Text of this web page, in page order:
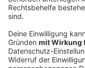
es Russland?
Im vorigen Jahr